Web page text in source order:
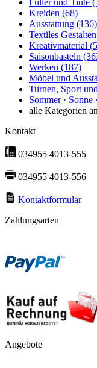
Füller und Tinte
Kreiden (68)
Ausstattung (136)
Textiles
Kreativmaterial
Saisonbasteln
Werken (187)
Möbel und
Turnen, Sport
Sommer · Sonne
alle Kategorien
Kontakt
034955 4013-555
034955 4013-556
Kontaktformular
Zahlungsarten
Angebote